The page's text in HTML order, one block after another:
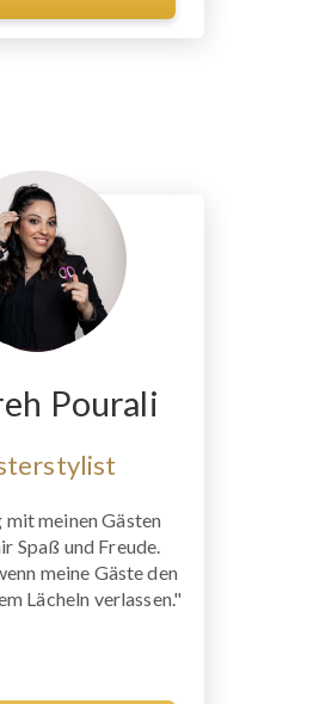
Pourali
mit meinen Gästen
Spaß und Freude.
meine Gäste den
Lächeln verlassen."